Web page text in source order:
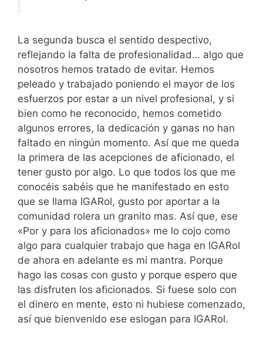
La segunda busca el sentido despectivo,
reflejando la falta de profesionalidad… algo que
nosotros hemos tratado de evitar. Hemos
peleado y trabajado poniendo el mayor de los
esfuerzos por estar a un nivel profesional, y si
bien como he reconocido, hemos cometido
algunos errores, la dedicación y ganas no han
faltado en ningún momento. Así que me queda
la primera de las acepciones de aficionado, el
tener gusto por algo. Lo que todos los que me
conocéis sabéis que he manifestado en esto
que se llama IGARol, gusto por aportar a la
comunidad rolera un granito mas. Así que, ese
«Por y para los aficionados» me lo cojo como
algo para cualquier trabajo que haga en IGARol
de ahora en adelante es mi mantra. Porque
hago las cosas con gusto y porque espero que
las disfruten los aficionados. Si fuese solo con
el dinero en mente, esto ni hubiese comenzado,
así que bienvenido ese eslogan para IGARol.